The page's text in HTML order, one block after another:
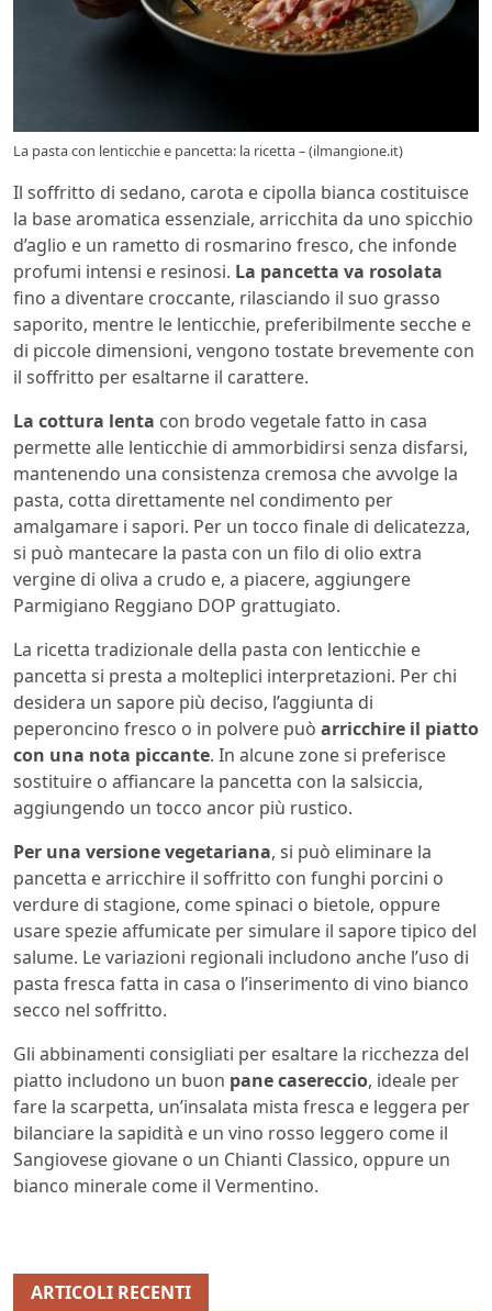
La pasta con lenticchie e pancetta: la ricetta – (ilmangione.it)
Il soffritto di sedano, carota e cipolla bianca costituisce
la base aromatica essenziale, arricchita da uno spicchio
d’aglio e un rametto di rosmarino fresco, che infonde
profumi intensi e resinosi. La pancetta va rosolata
fino a diventare croccante, rilasciando il suo grasso
saporito, mentre le lenticchie, preferibilmente secche e
di piccole dimensioni, vengono tostate brevemente con
il soffritto per esaltarne il carattere.
La cottura lenta con brodo vegetale fatto in casa
permette alle lenticchie di ammorbidirsi senza disfarsi,
mantenendo una consistenza cremosa che avvolge la
pasta, cotta direttamente nel condimento per
amalgamare i sapori. Per un tocco finale di delicatezza,
si può mantecare la pasta con un filo di olio extra
vergine di oliva a crudo e, a piacere, aggiungere
Parmigiano Reggiano DOP grattugiato.
La ricetta tradizionale della pasta con lenticchie e
pancetta si presta a molteplici interpretazioni. Per chi
desidera un sapore più deciso, l’aggiunta di
peperoncino fresco o in polvere può arricchire il piatto
con una nota piccante. In alcune zone si preferisce
sostituire o affiancare la pancetta con la salsiccia,
aggiungendo un tocco ancor più rustico.
Per una versione vegetariana, si può eliminare la
pancetta e arricchire il soffritto con funghi porcini o
verdure di stagione, come spinaci o bietole, oppure
usare spezie affumicate per simulare il sapore tipico del
salume. Le variazioni regionali includono anche l’uso di
pasta fresca fatta in casa o l’inserimento di vino bianco
secco nel soffritto.
Gli abbinamenti consigliati per esaltare la ricchezza del
piatto includono un buon pane casereccio, ideale per
fare la scarpetta, un’insalata mista fresca e leggera per
bilanciare la sapidità e un vino rosso leggero come il
Sangiovese giovane o un Chianti Classico, oppure un
bianco minerale come il Vermentino.
ARTICOLI RECENTI